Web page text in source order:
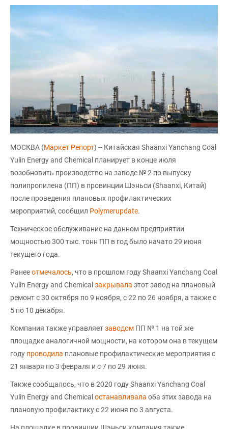
МОСКВА (Маркет Репорт) -- Китайская Shaanxi Yanchang Coal
Yulin Energy and Chemical планирует в конце июля
возобновить производство на заводе № 2 по выпуску
полипропилена (ПП) в провинции Шэньси (Shaanxi, Китай)
после проведения плановых профилактических
мероприятий, сообщил Polymerupdate.
Техническое обслуживание на данном предприятии
мощностью 300 тыс. тонн ПП в год было начато 29 июня
текущего года.
Ранееотмечалось, что в прошлом году Shaanxi Yanchang Coal
Yulin Energy and Chemicalзакрывала этот завод на плановый
ремонт с 30 октября по 9 ноября, с 22 по 26 ноября, а также с
5 по 10 декабря.
Компания также управляетзаводом ПП № 1 на той же
площадке аналогичной мощности, на котором она в текущем
году проводила плановые профилактические мероприятия с
21 января по 3 февраля и с 7 по 29 июня.
Также сообщалось, что в 2020 году Shaanxi Yanchang Coal
Yulin Energy and Chemicalостанавливала оба этих завода на
плановую профилактику с 22 июня по 3 августа.
На площадке в провинции Шэньси компания также